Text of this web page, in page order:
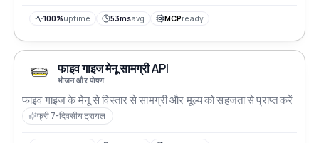
100%uptime 53msavg MCPready
फाइव गाइज मेनू सामग्री API
भोजन और पोषण
फाइव गाइज के मेनू से विस्तार से सामग्री और मूल्य को सहजता से प्राप्त करें
फ्री 7-दिवसीय ट्रायल